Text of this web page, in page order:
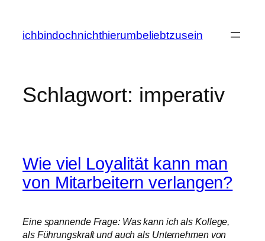
springen
ichbindochnichthierumbeliebtzusein
Schlagwort: imperativ
Wie viel Loyalität kann man
von Mitarbeitern verlangen?
Eine spannende Frage: Was kann ich als Kollege,
als Führungskraft und auch als Unternehmen von